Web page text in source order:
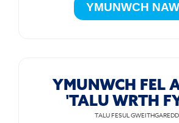
YMUNWCH FEL
'TALU WRTH
TALU FESUL GWEITHGAREDD